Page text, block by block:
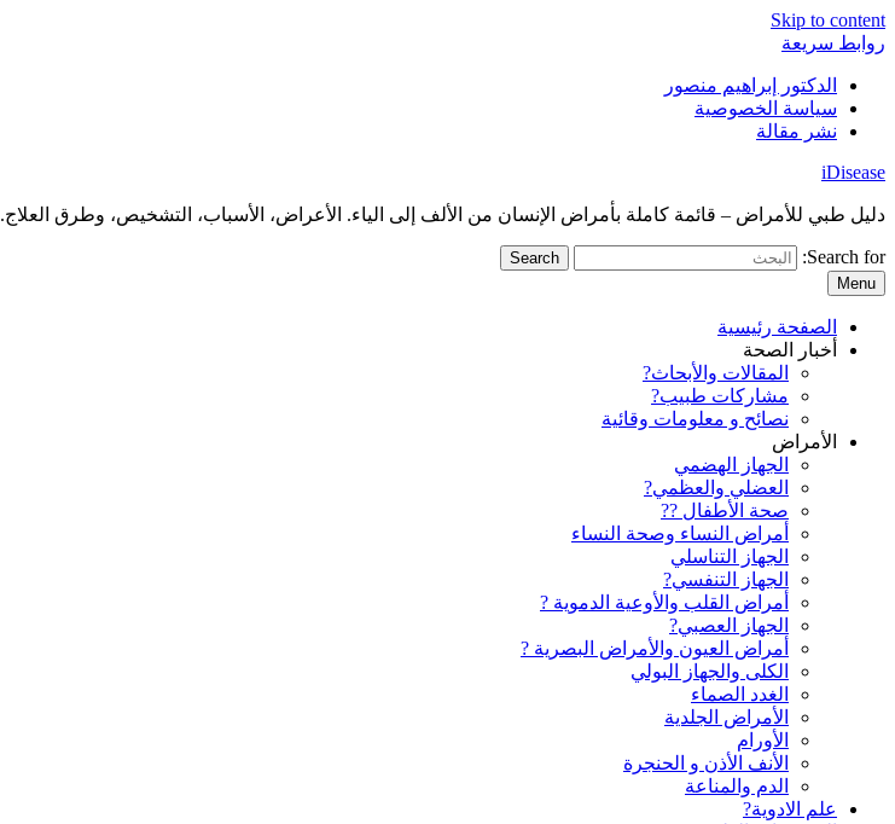
Skip to content
روابط سريعة
الدكتور إبراهيم منصور
سياسة الخصوصية
نشر مقالة
iDisease
دليل طبي للأمراض – قائمة كاملة بأمراض الإنسان من الألف إلى الياء. الأعراض، الأسباب، التشخيص، وطرق العلاج.
Search for:
Menu
الصفحة رئيسية
أخبار الصحة
المقالات والأبحاث?
مشاركات طبيب?
نصائح و معلومات وقائية
الأمراض
الجهاز الهضمي
العضلي والعظمي?
صحة الأطفال ??
أمراض النساء وصحة النساء
الجهاز التناسلي
الجهاز التنفسي?
أمراض القلب والأوعية الدموية ?
الجهاز العصبي?
أمراض العيون والأمراض البصرية ?️
الكلى والجهاز البولي
الغدد الصماء
الأمراض الجلدية
الأورام
الأنف الأذن و الحنجرة
الدم والمناعة
علم الادوية?